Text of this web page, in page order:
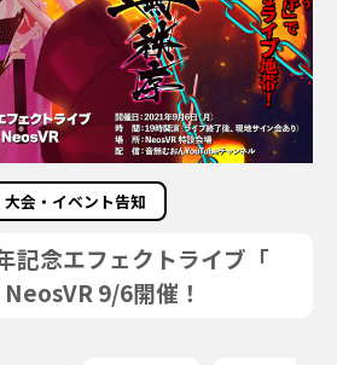
大会・イベント告知
記念エフェクトライブ「
9/6開催！